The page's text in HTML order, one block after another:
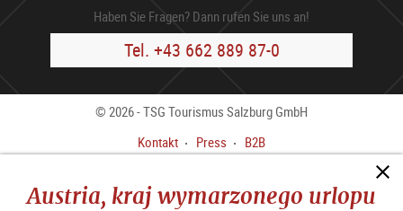
Austria, kraj wymarzonego urlopu
Tok
Haben Sie Fragen? Dann rufen Sie uns an!
Tel. +43 662 889 87-0
© 2026 - TSG Tourismus Salzburg GmbH
Kontakt
Press
B2B
Polityka Prywatności